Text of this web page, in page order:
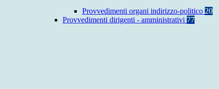
Provvedimenti organi indirizzo-politico 20
Provvedimenti dirigenti - amministrativi 77